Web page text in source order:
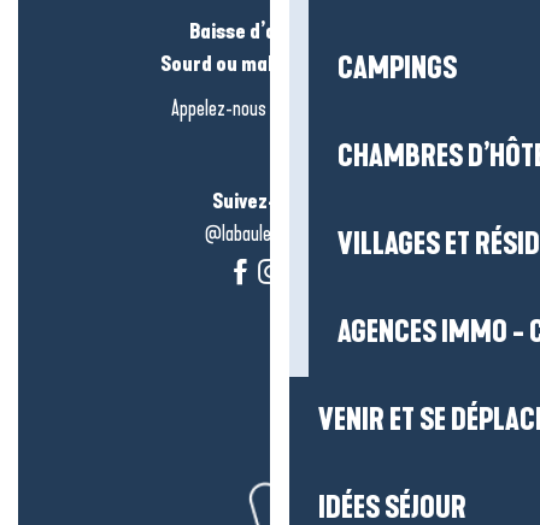
CAMPINGS
CHAMBRES
VILLAGES ET
AGENCES IMMO -
VENIR ET SE
IDÉES SÉJOUR
Baisse d’audition ?
Sourd ou malentendant ?
Appelez-nous en
Suivez-nous !
@labauleguérande